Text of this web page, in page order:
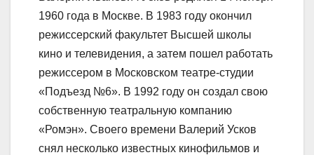
1960 года в Москве. В 1983 году окончил
режиссерский факультет Высшей школы
кино и телевидения, а затем пошел работать
режиссером в Московском театре-студии
«Подъезд №6». В 1992 году он создал свою
собственную театральную компанию
«Ромэн». Своего времени Валерий Усков
снял несколько известных кинофильмов и